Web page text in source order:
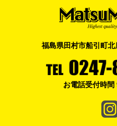
福島県田村市船引町
お電話受付時間